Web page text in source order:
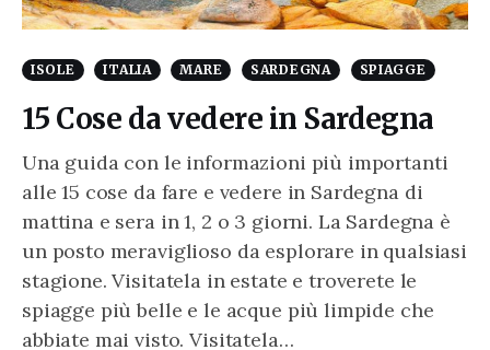
ISOLE ITALIA MARE SARDEGNA SPIAGGE
15 Cose da vedere in Sardegna
Una guida con le informazioni più importanti
alle 15 cose da fare e vedere in Sardegna di
mattina e sera in 1, 2 o 3 giorni. La Sardegna è
un posto meraviglioso da esplorare in qualsiasi
stagione. Visitatela in estate e troverete le
spiagge più belle e le acque più limpide che
abbiate mai visto. Visitatela…